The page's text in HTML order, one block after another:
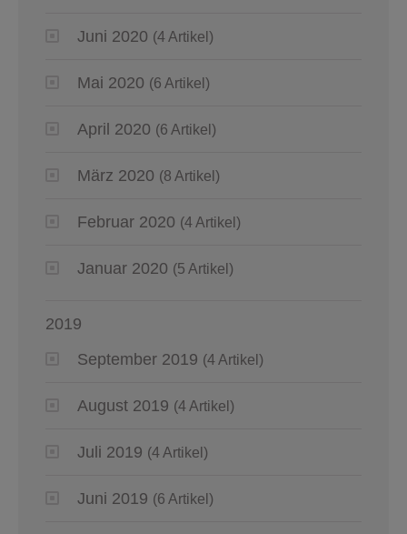
Juni 2020 (4 Artikel)
Mai 2020 (6 Artikel)
April 2020 (6 Artikel)
März 2020 (8 Artikel)
Februar 2020 (4 Artikel)
Januar 2020 (5 Artikel)
2019
September 2019 (4 Artikel)
August 2019 (4 Artikel)
Juli 2019 (4 Artikel)
Juni 2019 (6 Artikel)